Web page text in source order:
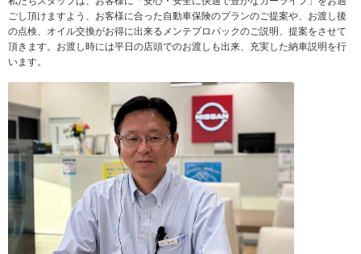
ごし頂けますよう、お客様に合った自動車保険のプランのご提案や、お渡し後
の点検、オイル交換がお得に出来るメンテプロパックのご説明、提案をさせて
頂きます。お渡し時には平日の店頭でのお渡しも出来、充実した納車説明を行
います。